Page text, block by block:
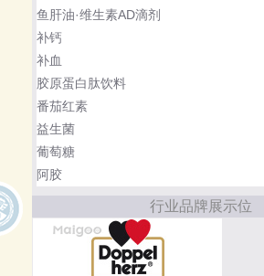
鱼肝油·维生素AD滴剂
补钙
补血
胶原蛋白肽饮料
番茄红素
益生菌
葡萄糖
阿胶
行业品牌展示位